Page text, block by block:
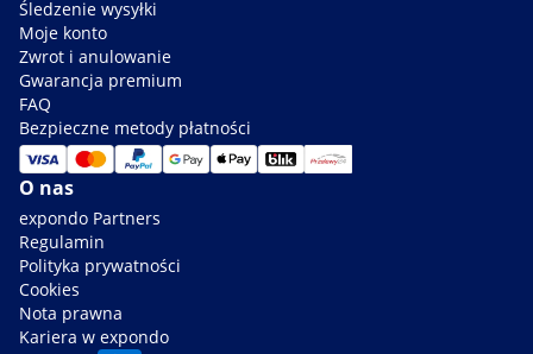
Śledzenie wysyłki
Moje konto
Zwrot i anulowanie
Gwarancja premium
FAQ
Bezpieczne metody płatności
O nas
expondo Partners
Regulamin
Polityka prywatności
Cookies
Nota prawna
Kariera w expondo